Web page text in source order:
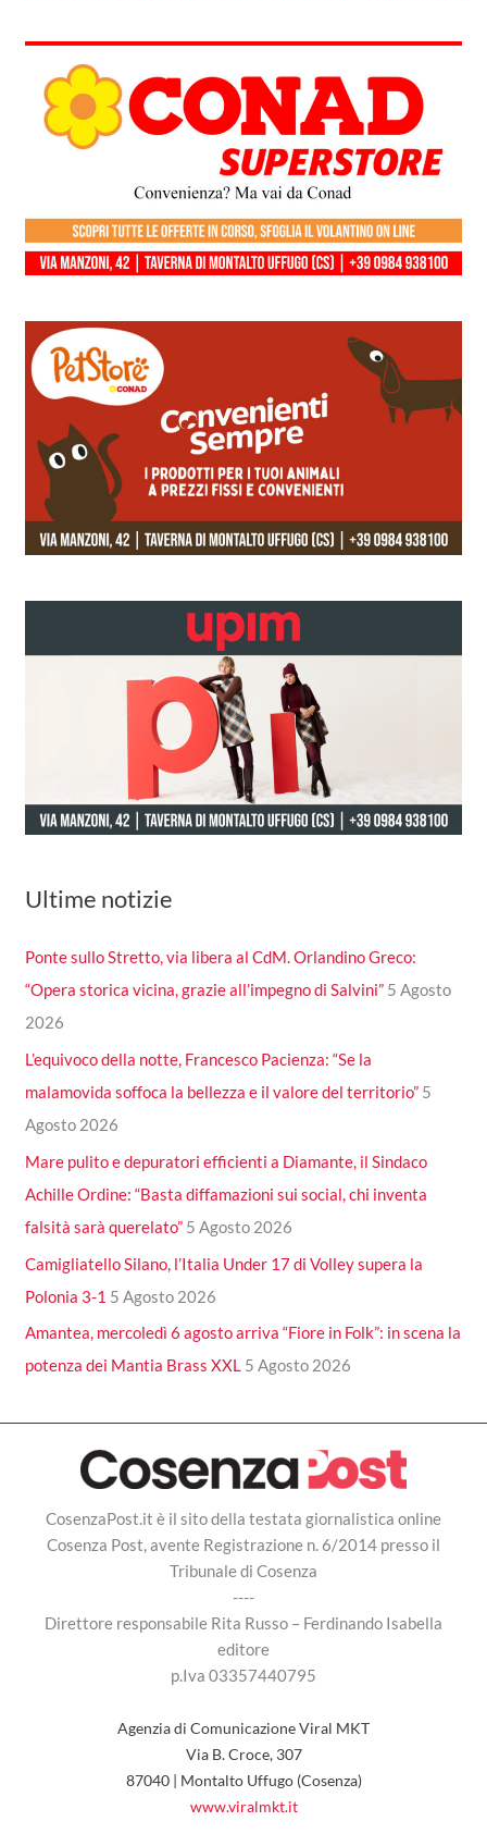
Ultime notizie
Ponte sullo Stretto, via libera al CdM. Orlandino Greco:
“Opera storica vicina, grazie all’impegno di Salvini” 5 Agosto
2026
L’equivoco della notte, Francesco Pacienza: “Se la
malamovida soffoca la bellezza e il valore del territorio” 5
Agosto 2026
Mare pulito e depuratori efficienti a Diamante, il Sindaco
Achille Ordine: “Basta diffamazioni sui social, chi inventa
falsità sarà querelato” 5 Agosto 2026
Camigliatello Silano, l’Italia Under 17 di Volley supera la
Polonia 3-1 5 Agosto 2026
Amantea, mercoledì 6 agosto arriva “Fiore in Folk”: in scena la
potenza dei Mantia Brass XXL 5 Agosto 2026
CosenzaPost.it è il sito della testata giornalistica online
Cosenza Post, avente Registrazione n. 6/2014 presso il
Tribunale di Cosenza
----
Direttore responsabile Rita Russo – Ferdinando Isabella
editore
p.Iva 03357440795
Agenzia di Comunicazione Viral MKT
Via B. Croce, 307
87040 | Montalto Uffugo (Cosenza)
www.viralmkt.it